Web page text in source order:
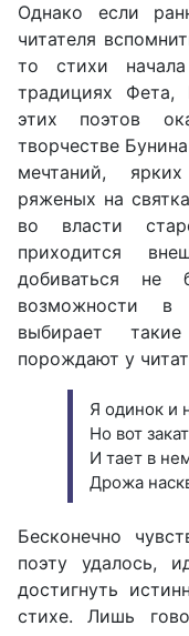
Однако если
читателя
то стихи
традициях Фета,
этих поэтов
творчестве
мечтаний,
ряженых на
во власти
приходится
добиваться не
возможности в
выбирает
порождают у
Я одинок и
Но вот
И тает в
Дрожа
Бесконечно
поэту удалось,
достигнуть
стихе. Лишь